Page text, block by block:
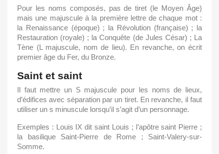
Pour les noms composés, pas de tiret (le Moyen Âge)
mais une majuscule à la première lettre de chaque mot :
la Renaissance (époque) ; la Révolution (française) ; la
Restauration (royale) ; la Conquête (de Jules César) ; La
Tène (L majuscule, nom de lieu). En revanche, on écrit
premier âge du Fer, du Bronze.
Saint et saint
Il faut mettre un S majuscule pour les noms de lieux,
d’édifices avec séparation par un tiret. En revanche, il faut
utiliser un s minuscule lorsqu’il s’agit d’un personnage.
Exemples : Louis IX dit saint Louis ; l’apôtre saint Pierre ;
la basilique Saint-Pierre de Rome ; Saint-Valery-sur-
Somme.